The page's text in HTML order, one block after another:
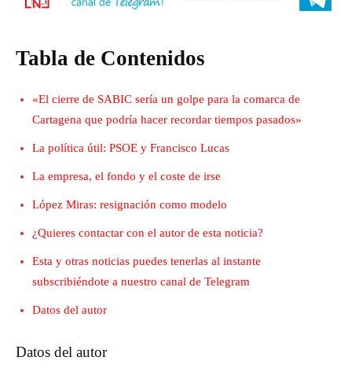
Tabla de Contenidos
«El cierre de SABIC sería un golpe para la comarca de
Cartagena que podría hacer recordar tiempos pasados»
La política útil: PSOE y Francisco Lucas
La empresa, el fondo y el coste de irse
López Miras: resignación como modelo
¿Quieres contactar con el autor de esta noticia?
Esta y otras noticias puedes tenerlas al instante
subscribiéndote a nuestro canal de Telegram
Datos del autor
Datos del autor